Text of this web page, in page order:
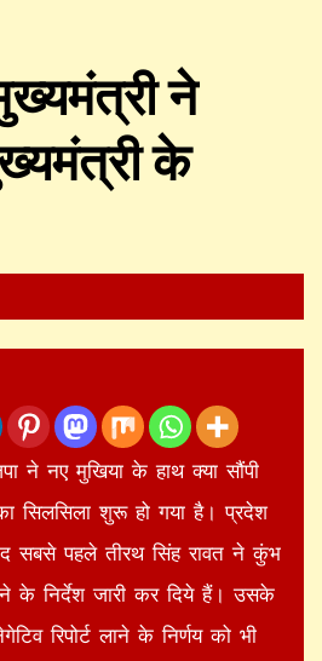
ने
के
ने नए मुखिया के हाथ क्या सौंपी
सिलसिला शुरू हो गया है। प्रदेश
सबसे पहले तीरथ सिंह रावत ने कुंभ
के निर्देश जारी कर दिये हैं। उसके
रिपोर्ट लाने के निर्णय को भी